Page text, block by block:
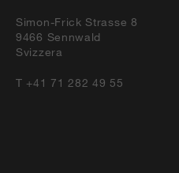
Simon-Frick Strasse 8
9466 Sennwald
Svizzera
T +41 71 282 49 55